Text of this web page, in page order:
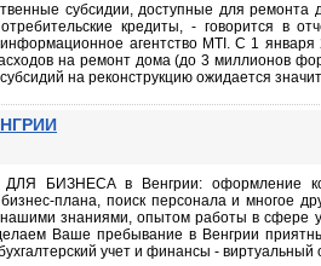
субсидии, доступные для
кредиты, - говорится в
информационное агентство MTI. С 1
на ремонт дома (до 3 миллионов
на реконструкцию ожидается
БИЗНЕСА в Венгрии: оформление
бизнес-плана, поиск персонала и многое
знаниями, опытом работы в сфере
Ваше пребывание в Венгрии
учет и финансы -